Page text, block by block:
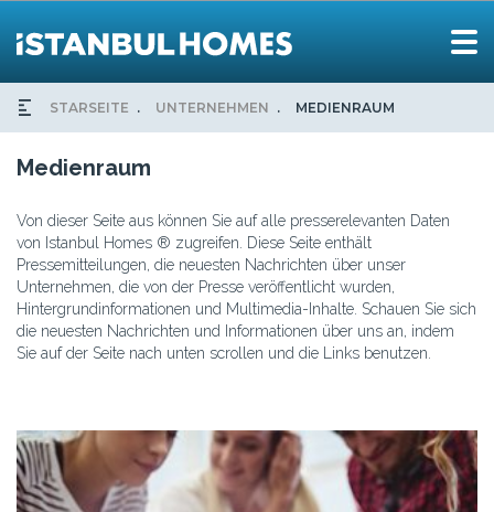
STARSEITE UNTERNEHMEN MEDIENRAUM
Medienraum
Von dieser Seite aus können Sie auf alle presserelevanten Daten
von Istanbul Homes ® zugreifen. Diese Seite enthält
Pressemitteilungen, die neuesten Nachrichten über unser
Unternehmen, die von der Presse veröffentlicht wurden,
Hintergrundinformationen und Multimedia-Inhalte. Schauen Sie sich
die neuesten Nachrichten und Informationen über uns an, indem
Sie auf der Seite nach unten scrollen und die Links benutzen.